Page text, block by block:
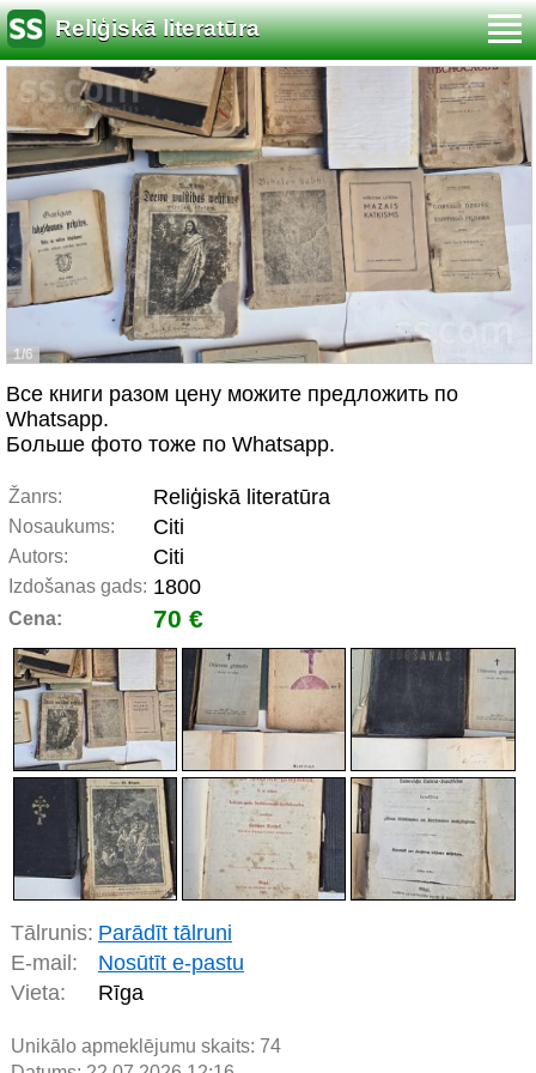
Reliģiskā literatūra
1/6
Все книги разом цену можите предложить по
Whatsapp.
Больше фото тоже по Whatsapp.
Žanrs: Reliģiskā literatūra
Nosaukums: Citi
Autors: Citi
Izdošanas gads: 1800
Cena: 70 €
Tālrunis: Parādīt tālruni
E-mail:
Nosūtīt e-pastu
Vieta:
Rīga
Unikālo apmeklējumu skaits: 74